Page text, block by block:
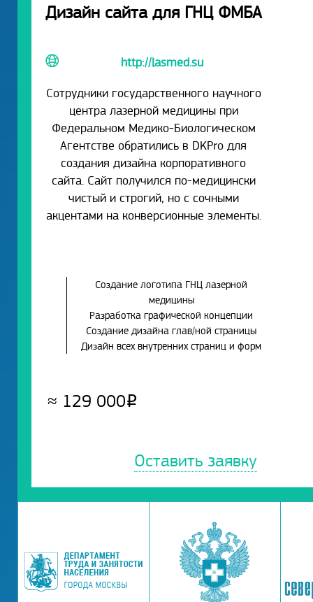
Дизайн сайта для ГНЦ ФМБА
http://lasmed.su
Сотрудники государственного научного
центра лазерной медицины при
Федеральном Медико-Биологическом
Агентстве обратились в DKPro для
создания дизайна корпоративного
сайта. Сайт получился по-медицински
чистый и строгий, но с сочными
акцентами на конверсионные элементы.
Создание логотипа ГНЦ лазерной
медицины
Разработка графической концепции
Создание дизайна глав/ной страницы
Дизайн всех внутренних страниц и форм
≈ 129 000Р
Оставить заявку